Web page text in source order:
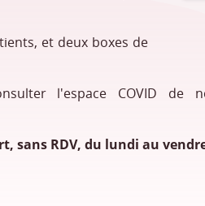
et deux boxes de
l'espace COVID de
sans RDV, du lundi au